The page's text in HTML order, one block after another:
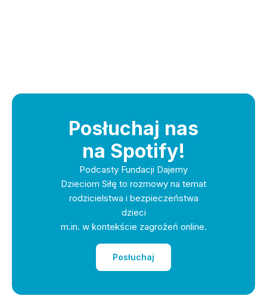
Posłuchaj nas
na Spotify!
Podcasty Fundacji Dajemy
Dzieciom Siłę to rozmowy na temat
rodzicielstwa i bezpieczeństwa
dzieci
m.in. w kontekście zagrożeń online.
Posłuchaj